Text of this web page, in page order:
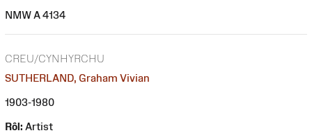
NMW A 4134
CREU/CYNHYRCHU
SUTHERLAND, Graham Vivian
1903-1980
Rôl: Artist